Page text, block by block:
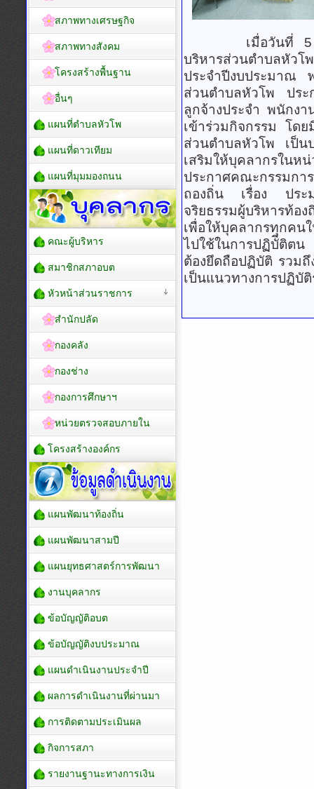
เมื่อวันที่ 5 กุมภ
บริหารส่วนตำบลหัว
ประจำปีงบประมาณ
ส่วนตำบลหัวโพ ปร
ลูกจ้างประจำ พนักง
เข้าร่วมกิจกรรม โด
ส่วนตำบลหัวโพ เป็น
เสริมให้บุคลากรในห
ประกาศคณะกรรมกา
ถองถิ่น เรื่อง ประม
จริยธรรมผู้บริหารท้อ
เพื่อให้บุคลากรทุกคน
ไปใช้ในการปฏิบัีติต
ต้องยึดถือปฏิบัติ รวมถึ
เป็นแนวทางการปฏิบั
สภาพทางเศรษฐกิจ
สภาพทางสังคม
โครงสร้างพื้นฐาน
อื่นๆ
แผนที่ตำบลหัวโพ
แผนที่ดาวเทียม
แผนที่มุมมองถนน
คณะผู้บริหาร
สมาชิกสภาอบต
หัวหน้าส่วนราชการ
สำนักปลัด
กองคลัง
กองช่าง
กองการศึกษาฯ
หน่วยตรวจสอบภายใน
โครงสร้างองค์กร
แผนพัฒนาท้องถิ่น
แผนพัฒนาสามปี
แผนยุทธศาสตร์การพัฒนา
งานบุคลากร
ข้อบัญญัติอบต
ข้อบัญญัติงบประมาณ
แผนดำเนินงานประจำปี
ผลการดำเนินงานที่ผ่านมา
การติดตามประเมินผล
กิจการสภา
รายงานฐานะทางการเงิน